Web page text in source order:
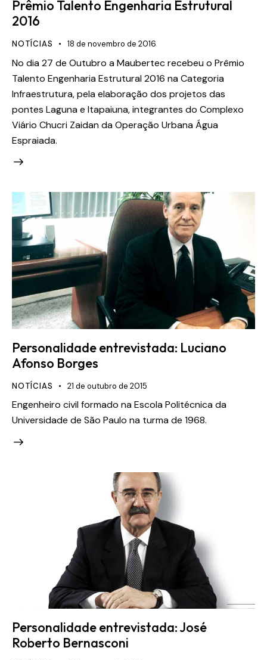
Prêmio Talento Engenharia Estrutural
2016
NOTÍCIAS 18 de novembro de 2016
No dia 27 de Outubro a Maubertec recebeu o Prêmio
Talento Engenharia Estrutural 2016 na Categoria
Infraestrutura, pela elaboração dos projetos das
pontes Laguna e Itapaiuna, integrantes do Complexo
Viário Chucri Zaidan da Operação Urbana Água
Espraiada.
Personalidade entrevistada: Luciano
Afonso Borges
NOTÍCIAS 21 de outubro de 2015
Engenheiro civil formado na Escola Politécnica da
Universidade de São Paulo na turma de 1968.
Personalidade entrevistada: José
Roberto Bernasconi